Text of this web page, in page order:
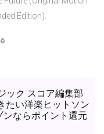
Edition).
ック スコア編集部
たい洋楽ヒットソン
ならポイント還元